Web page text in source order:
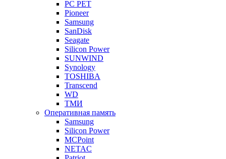
PC PET
Pioneer
Samsung
SanDisk
Seagate
Silicon Power
SUNWIND
Synology
TOSHIBA
Transcend
WD
ТМИ
Оперативная память
Samsung
Silicon Power
MCPoint
NETAC